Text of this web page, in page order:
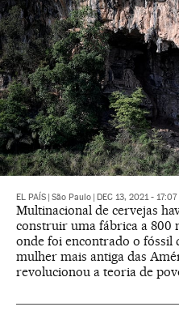
EL PAÍS São Paulo DEC 13, 2021 - 17:07
Multinacional de cervejas
construir uma fábrica a 800
onde foi encontrado o fóssil
mulher mais antiga das
revolucionou a teoria de